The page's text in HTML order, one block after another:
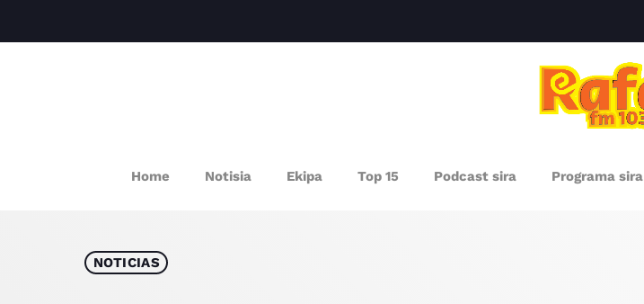
Home Notisia Ekipa Top 15 Podcast sira Programa sira
NOTICIAS